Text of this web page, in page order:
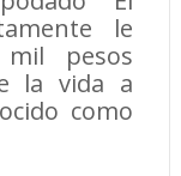
le
mil pesos
la vida a
como